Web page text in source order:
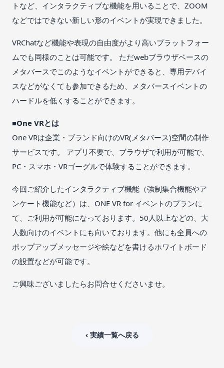
トなど、インタラクティブな機能を用いることで、ZOOM
などではできない新しい形のイベントが実現できました。
VRChatなど機能や表現の自由度がより高いプラットフォー
ムでも同様のことは可能です。 ただwebブラウザベースの
メタバースでこのようなイベントができると、専用デバイ
スなどがなくても参加できるため、メタバースイベントの
ハードルを低くすることができます。
■One VRとは
One VRは企業・ブランド向けのVR(メタバース)空間の制作
サービスです。 アプリ不要で、ブラウザで利用が可能で、
PC・スマホ・VRゴーグルで体験することができます。
今回ご紹介したインタラクティブ機能（強制集合機能やア
ンケート機能など）は、ONE VR for イベントのプランに
て、ご利用が可能になっております。50人以上などの、大
人数向けのイベントにも向いております。他にも全員への
ポップアップメッセージや絵などを書けるホワイトボード
の設置などが可能です。
ご興味ございましたらお問合せくださいませ。
‹ 実績一覧へ戻る